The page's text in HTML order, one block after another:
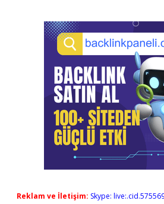
Reklam ve İletişim: Skype: